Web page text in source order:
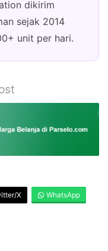
dikirim
sejak 2014
unit per hari.
X WhatsApp